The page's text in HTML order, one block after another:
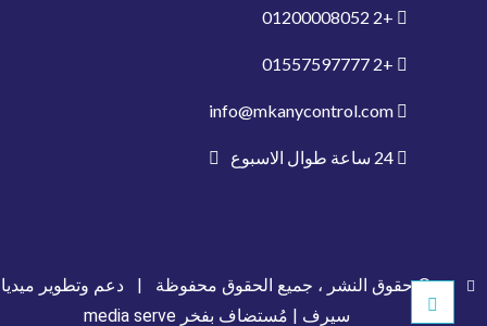
+2
01200008052
+2
01557597777
© حقوق النشر ، جميع الحقوق محفوظة | دعم وتطوير ميديا
سيرف | مُستضاف بفخرmedia serve